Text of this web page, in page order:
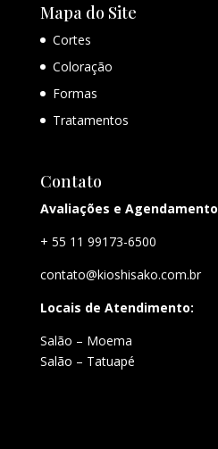
Mapa do Site
Cortes
Coloração
Formas
Tratamentos
Contato
Avaliações e Agendamento
+ 55 11 99173-6500
contato@kioshisako.com.br
Locais de Atendimento:
Salão – Moema
Salão – Tatuapé